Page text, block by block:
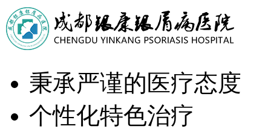
秉承严谨的医疗态度
个性化特色治疗